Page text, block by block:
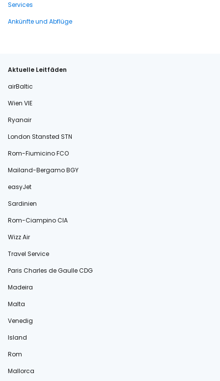
Services
Ankünfte und Abflüge
Aktuelle Leitfäden
airBaltic
Wien VIE
Ryanair
London Stansted STN
Rom-Fiumicino FCO
Mailand-Bergamo BGY
easyJet
Sardinien
Rom-Ciampino CIA
Wizz Air
Travel Service
Paris Charles de Gaulle CDG
Madeira
Malta
Venedig
Island
Rom
Mallorca